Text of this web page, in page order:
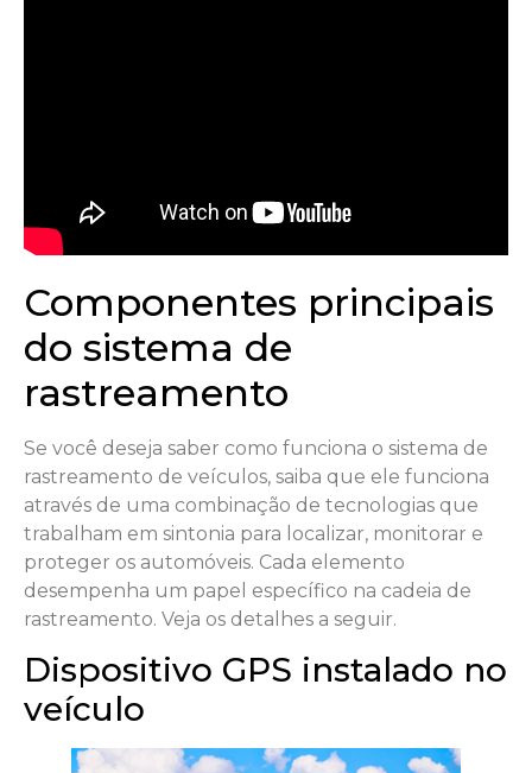
Componentes principais
do sistema de
rastreamento
Se você deseja saber como funciona o sistema de
rastreamento de veículos, saiba que ele funciona
através de uma combinação de tecnologias que
trabalham em sintonia para localizar, monitorar e
proteger os automóveis. Cada elemento
desempenha um papel específico na cadeia de
rastreamento. Veja os detalhes a seguir.
Dispositivo GPS instalado no
veículo